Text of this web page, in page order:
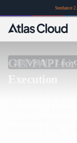
Seedance
首页 模型 Z.ai
GLM API for
Execution